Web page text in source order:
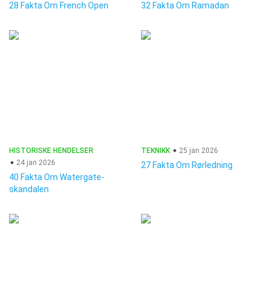
28 Fakta Om French Open 32 Fakta Om Ramadan
HISTORISKE HENDELSER
24 jan 2026
40 Fakta Om Watergate-
skandalen
TEKNIKK 25 jan 2026
27 Fakta Om Rørledning